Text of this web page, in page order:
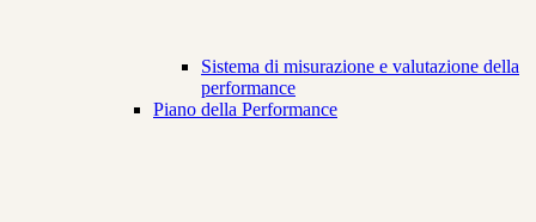
Sistema di misurazione e valutazione della
performance
Piano della Performance